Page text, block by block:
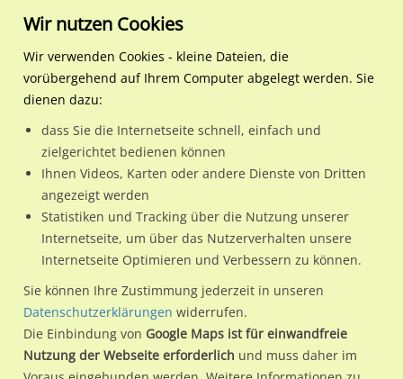
Regionale Plakatwerbung Nordrhein-Westfalen
Bielefeld, Stadt
Mindener Str. / Nh.
33615 / Bielefeld, Stadt / Stadtmitte
Nutze günstige Werbemöglichkeiten am Standort Mindener
Str. / Nh. Jöllenbecker Str.im Ortsteil Stadtmitte) in Bielefeld,
Stadt.
Wir erheben für jede unserer Werbeflächen individuelle und
aktuelleStandortinformationenundLeistungswerte. Damit
kannst du dich schon vor der Buchung im Detail über den
Wir nutzen Cookies
Wir verwenden Cookies - kleine Dateien, die
vorübergehend auf Ihrem Computer abgelegt werden. Sie
dienen dazu:
dass Sie die Internetseite schnell, einfach und
zielgerichtet bedienen können
Ihnen Videos, Karten oder andere Dienste von Dritten
angezeigt werden
Statistiken und Tracking über die Nutzung unserer
Internetseite, um über das Nutzerverhalten unsere
Internetseite Optimieren und Verbessern zu können.
Sie können Ihre Zustimmung jederzeit in unseren
Datenschutzerklärungen widerrufen.
Die Einbindung von Google Maps ist für einwandfreie
Nutzung der Webseite erforderlich und muss daher im